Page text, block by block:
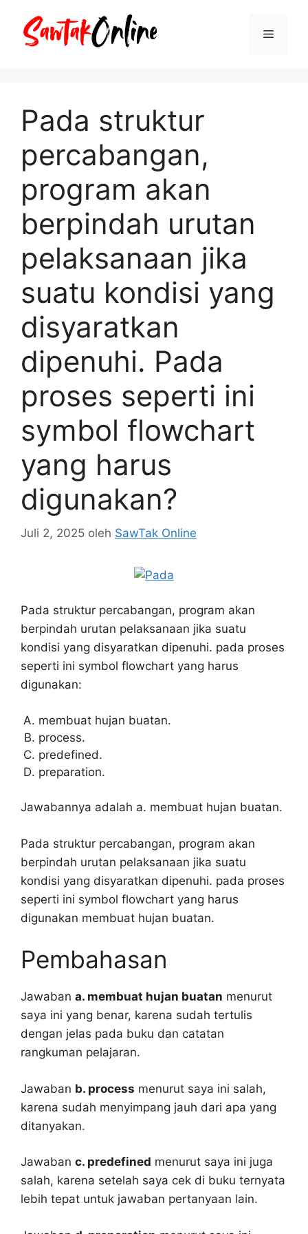
Menu
Pada struktur
percabangan,
program akan
berpindah urutan
pelaksanaan jika
suatu kondisi yang
disyaratkan
dipenuhi. Pada
proses seperti ini
symbol flowchart
yang harus
digunakan?
Juli 2, 2025 oleh SawTak Online
Pada struktur percabangan, program akan
berpindah urutan pelaksanaan jika suatu
kondisi yang disyaratkan dipenuhi. pada proses
seperti ini symbol flowchart yang harus
digunakan:
membuat hujan buatan.
process.
predefined.
preparation.
Jawabannya adalah a. membuat hujan buatan.
Pada struktur percabangan, program akan
berpindah urutan pelaksanaan jika suatu
kondisi yang disyaratkan dipenuhi. pada proses
seperti ini symbol flowchart yang harus
digunakan membuat hujan buatan.
Pembahasan
Jawaban a. membuat hujan buatan menurut
saya ini yang benar, karena sudah tertulis
dengan jelas pada buku dan catatan
rangkuman pelajaran.
Jawaban b. process menurut saya ini salah,
karena sudah menyimpang jauh dari apa yang
ditanyakan.
Jawaban c. predefined menurut saya ini juga
salah, karena setelah saya cek di buku ternyata
lebih tepat untuk jawaban pertanyaan lain.